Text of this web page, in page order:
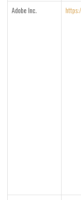
Adobe Inc.